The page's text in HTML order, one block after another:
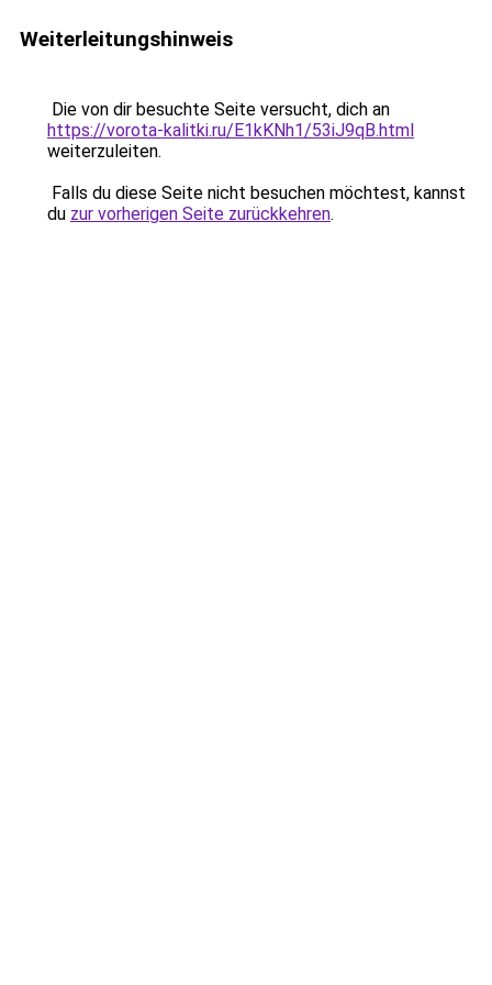
Weiterleitungshinweis
Die von dir besuchte Seite versucht, dich an
https://vorota-kalitki.ru/E1kKNh1/53iJ9qB.html
weiterzuleiten.
Falls du diese Seite nicht besuchen möchtest, kannst
du zur vorherigen Seite zurückkehren.